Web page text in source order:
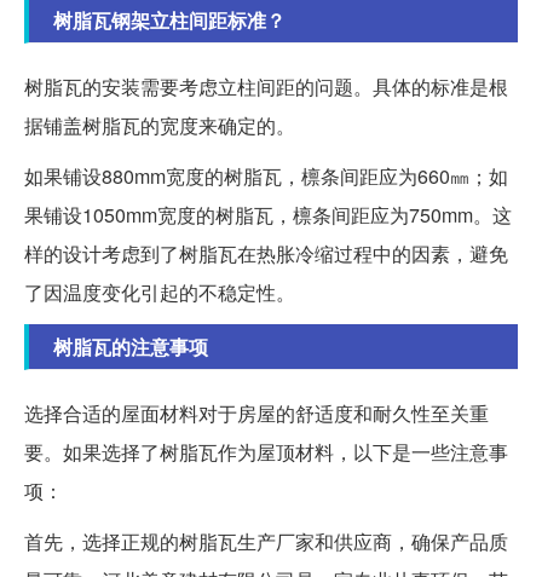
树脂瓦钢架立柱间距标准？
树脂瓦的安装需要考虑立柱间距的问题。具体的标准是根
据铺盖树脂瓦的宽度来确定的。
如果铺设880mm宽度的树脂瓦，檩条间距应为660㎜；如
果铺设1050mm宽度的树脂瓦，檩条间距应为750mm。这
样的设计考虑到了树脂瓦在热胀冷缩过程中的因素，避免
了因温度变化引起的不稳定性。
树脂瓦的注意事项
选择合适的屋面材料对于房屋的舒适度和耐久性至关重
要。如果选择了树脂瓦作为屋顶材料，以下是一些注意事
项：
首先，选择正规的树脂瓦生产厂家和供应商，确保产品质